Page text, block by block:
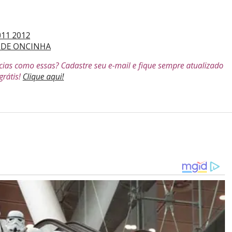
2012
ONCINHA
como essas? Cadastre seu e-mail e fique sempre atualizado
Clique aqui!